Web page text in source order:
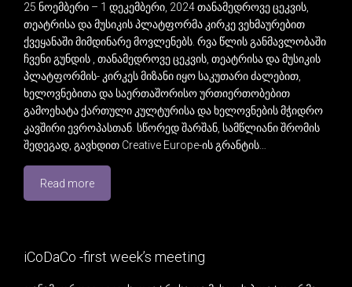
25 ნოემბერი – 1 დეკემბერი, 2024 თანამედროვე ცეკვის,
თეატრისა და მუსიკის პლატფორმა კირკე ვეხმაურებით
ქვეყანაში მიმდინარე მოვლენებს. რვა წლის განმავლობაში
ჩვენი გუნდის , თანამედროვე ცეკვის, თეატრისა და მუსიკის
პლატფორმის- კირკეს მიზანი იყო საკუთარი ძალებით,
ხელოვნებითა და საერთაშორისო ურთიერთობებით
გამოეხატა ქართული კულტურისა და ხელოვნების მჭიდრო
კავშირი ევროპასთან. სწორედ შარშან, სამწლიანი შრომის
შედეგად, გავხდით Creative Europe-ის გრანტის…
Read more
iCoDaCo -first week’s meeting